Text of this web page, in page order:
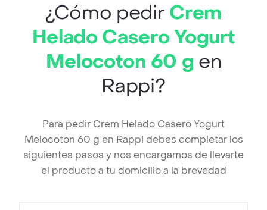
¿Cómo pedir Crem
Helado Casero Yogurt
Melocoton 60 g en
Rappi?
Para pedir Crem Helado Casero Yogurt
Melocoton 60 g en Rappi debes completar los
siguientes pasos y nos encargamos de llevarte
el producto a tu domicilio a la brevedad